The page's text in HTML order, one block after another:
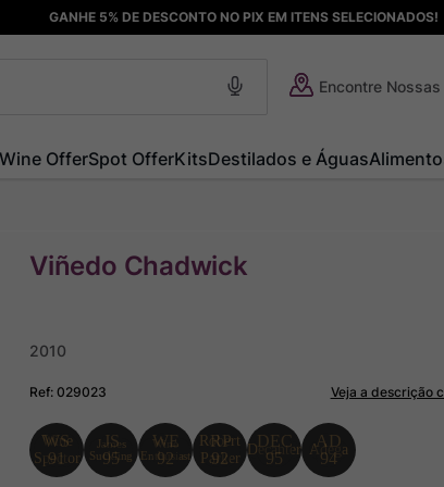
GANHE 5% DE DESCONTO NO PIX EM ITENS SELECIONADOS!
Encontre Nossas
Wine OfferSpot OfferKitsDestilados e Águas
Viñedo Chadwick
2010
Ref:029023 Veja a descrição